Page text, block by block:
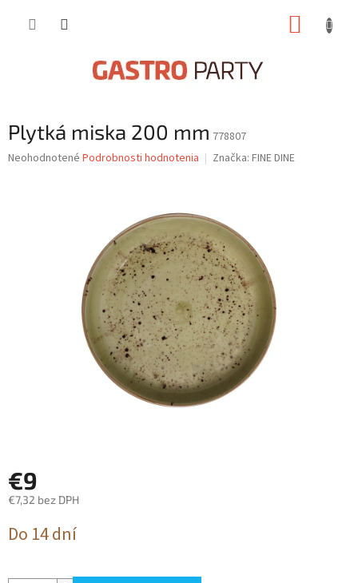
Plytká miska 200 mm 778807
Priemerné
Neohodnotené Podrobnosti hodnotenia Značka: FINE DINE
€9
€7,32 bez DPH
cena:
Do 14 dní